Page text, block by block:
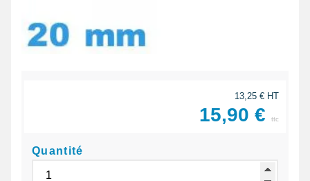
13,25 € HT
15,90 € ttc
Quantité